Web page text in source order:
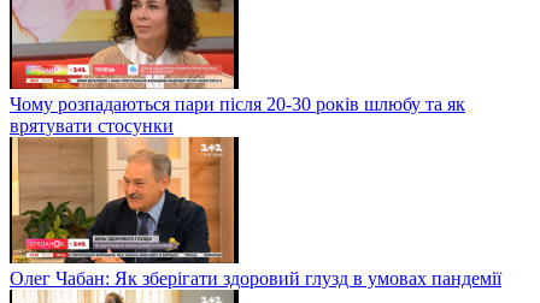
Чому розпадаються пари після 20-30 років шлюбу та як
врятувати стосунки
Олег Чабан: Як зберігати здоровий глузд в умовах пандемії